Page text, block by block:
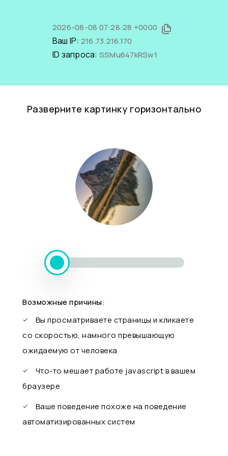
2026-08-08 07:28:28 +0000
Ваш IP: 216.73.216.170
ID запроса: SSMu647kRSw1
Разверните картинку горизонтально
Возможные причины:
Вы просматриваете страницы и кликаете
со скоростью, намного превышающую
ожидаемую от человека
Что-то мешает работе javascript в вашем
браузере
Ваше поведение похоже на поведение
автоматизированных систем